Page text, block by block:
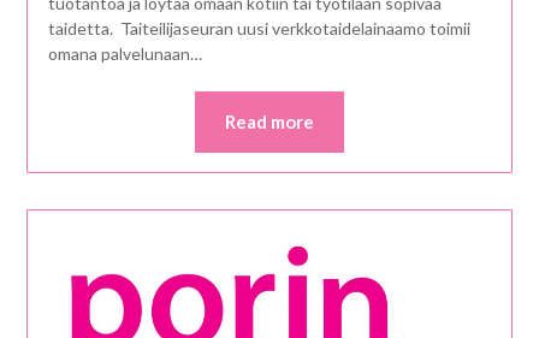
taidetta. Taiteilijaseuran uusi verkkotaidelainaamo toimii
omana palvelunaan…
Read more